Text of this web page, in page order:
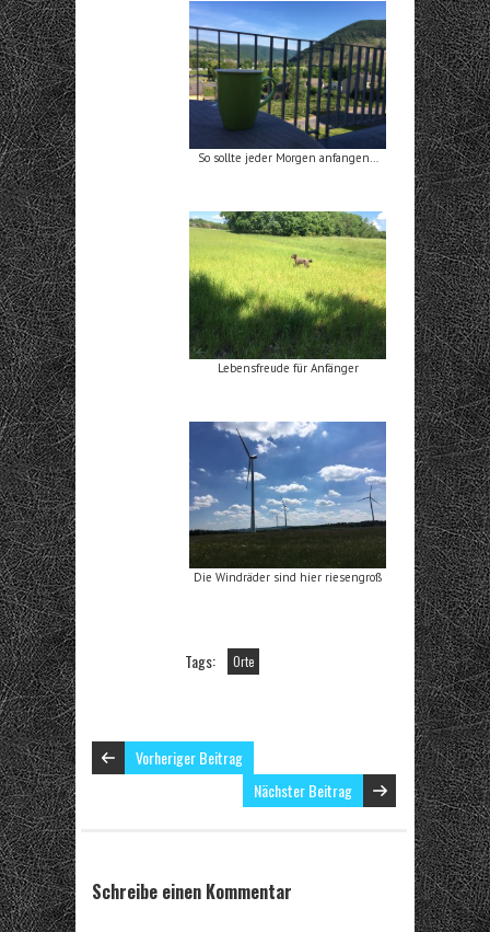
So sollte jeder Morgen anfangen…
Lebensfreude für Anfänger
Die Windräder sind hier riesengroß
Tags: Orte
Vorheriger Beitrag
Nächster Beitrag
Schreibe einen Kommentar